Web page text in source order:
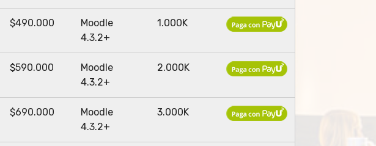
Pago
PSE
Pago PSE
Con Payu
$490.000
Moodle
4.3.2+
1.000K
$590.000
Moodle
4.3.2+
2.000K
$690.000
Moodle
4.3.2+
3.000K